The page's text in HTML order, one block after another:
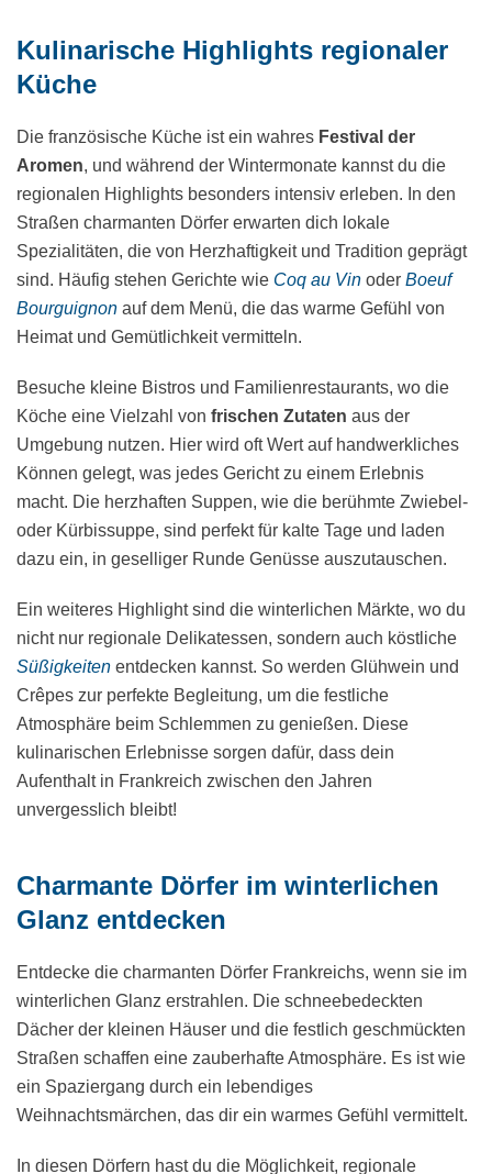
Kulinarische Highlights regionaler
Küche
Die französische Küche ist ein wahres Festival der
Aromen, und während der Wintermonate kannst du die
regionalen Highlights besonders intensiv erleben. In den
Straßen charmanten Dörfer erwarten dich lokale
Spezialitäten, die von Herzhaftigkeit und Tradition geprägt
sind. Häufig stehen Gerichte wie Coq au Vin oder Boeuf
Bourguignon auf dem Menü, die das warme Gefühl von
Heimat und Gemütlichkeit vermitteln.
Besuche kleine Bistros und Familienrestaurants, wo die
Köche eine Vielzahl von frischen Zutaten aus der
Umgebung nutzen. Hier wird oft Wert auf handwerkliches
Können gelegt, was jedes Gericht zu einem Erlebnis
macht. Die herzhaften Suppen, wie die berühmte Zwiebel-
oder Kürbissuppe, sind perfekt für kalte Tage und laden
dazu ein, in geselliger Runde Genüsse auszutauschen.
Ein weiteres Highlight sind die winterlichen Märkte, wo du
nicht nur regionale Delikatessen, sondern auch köstliche
Süßigkeiten entdecken kannst. So werden Glühwein und
Crêpes zur perfekte Begleitung, um die festliche
Atmosphäre beim Schlemmen zu genießen. Diese
kulinarischen Erlebnisse sorgen dafür, dass dein
Aufenthalt in Frankreich zwischen den Jahren
unvergesslich bleibt!
Charmante Dörfer im winterlichen
Glanz entdecken
Entdecke die charmanten Dörfer Frankreichs, wenn sie im
winterlichen Glanz erstrahlen. Die schneebedeckten
Dächer der kleinen Häuser und die festlich geschmückten
Straßen schaffen eine zauberhafte Atmosphäre. Es ist wie
ein Spaziergang durch ein lebendiges
Weihnachtsmärchen, das dir ein warmes Gefühl vermittelt.
In diesen Dörfern hast du die Möglichkeit, regionale